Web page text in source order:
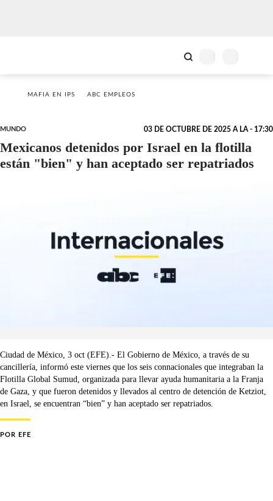
MAFIA EN IPS ABC EMPLEOS
MUNDO 03 DE OCTUBRE DE 2025 A LA - 17:30
Mexicanos detenidos por Israel en la flotilla
están "bien" y han aceptado ser repatriados
Ciudad de México, 3 oct (EFE).- El Gobierno de México, a través de su
cancillería, informó este viernes que los seis connacionales que integraban la
Flotilla Global Sumud, organizada para llevar ayuda humanitaria a la Franja
de Gaza, y que fueron detenidos y llevados al centro de detención de Ketziot,
en Israel, se encuentran “bien” y han aceptado ser repatriados.
POR EFE